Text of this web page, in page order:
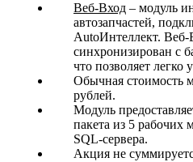
Веб-Вход – модуль
автозапчастей,
AutoИнтеллект.
синхронизирован с
что позволяет легко
Обычная стоимость
рублей.
Модуль
пакета из 5 рабочих
SQL-сервера.
Акция не